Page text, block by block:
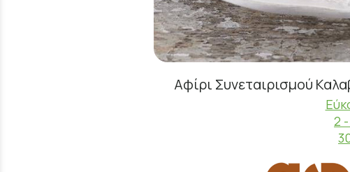
Αφίρι Συνεταιρισμού
2